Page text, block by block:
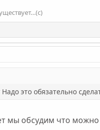
его друг, моя лучшая
либо с теми двумя
даже нравилось
ничего не замечали.
это обязательно
мы обсудим что можно